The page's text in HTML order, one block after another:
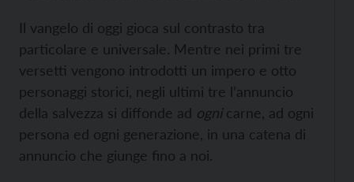
Il vangelo di oggi gioca sul contrasto tra
particolare e universale. Mentre nei primi tre
versetti vengono introdotti un impero e otto
personaggi storici, negli ultimi tre l’annuncio
della salvezza si diffonde ad ognicarne, ad ogni
persona ed ogni generazione, in una catena di
annuncio che giunge fino a noi.